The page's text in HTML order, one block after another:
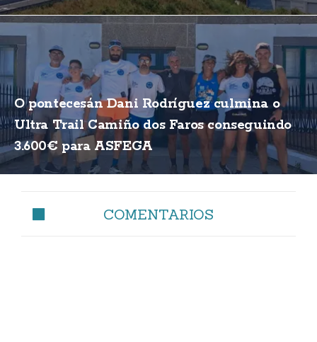
O pontecesán Dani Rodríguez culmina o
Ultra Trail Camiño dos Faros conseguindo
3.600€ para ASFEGA
COMENTARIOS